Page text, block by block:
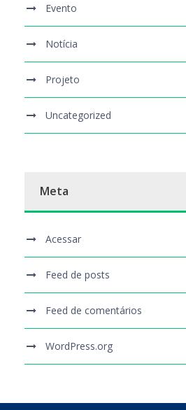
Evento
Notícia
Projeto
Uncategorized
Meta
Acessar
Feed de posts
Feed de comentários
WordPress.org